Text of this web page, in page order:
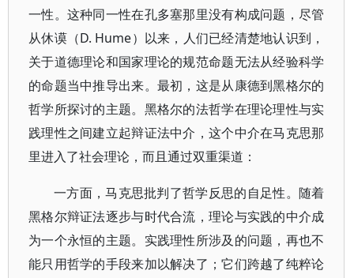
一性。这种同一性在孔多塞那里没有构成问题，尽管
从休谟（D. Hume）以来，人们已经清楚地认识到，
关于道德理论和国家理论的规范命题无法从经验科学
的命题当中推导出来。最初，这是从康德到黑格尔的
哲学所探讨的主题。黑格尔的法哲学在理论理性与实
践理性之间建立起辩证法中介，这个中介在马克思那
里进入了社会理论，而且通过双重渠道：
一方面，马克思批判了哲学反思的自足性。随着
黑格尔辩证法逐步与时代合流，理论与实践的中介成
为一个永恒的主题。实践理性所涉及的问题，再也不
能只用哲学的手段来加以解决了；它们跨越了纯粹论